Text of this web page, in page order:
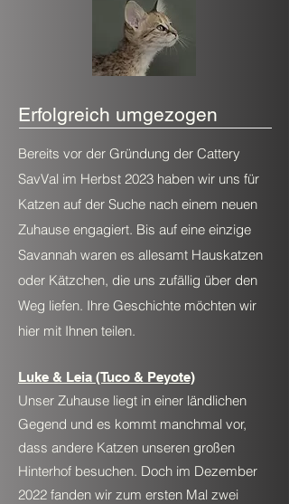
Erfolgreich umgezogen
Bereits vor der Gründung der Cattery
SavVal im Herbst 2023 haben wir uns für
Katzen auf der Suche nach einem neuen
Zuhause engagiert. Bis auf eine einzige
Savannah waren es allesamt Hauskatzen
oder Kätzchen, die uns zufällig über den
Weg liefen. Ihre Geschichte möchten wir
hier mit Ihnen teilen.
Luke & Leia (Tuco & Peyote)
Unser Zuhause liegt in einer ländlichen
Gegend und es kommt manchmal vor,
dass andere Katzen unseren großen
Hinterhof besuchen. Doch im Dezember
2022 fanden wir zum ersten Mal zwei